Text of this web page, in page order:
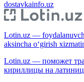
dostavkainfo.uz
Lotin.uz —
aksincha o‘girish
Lotin.uz — поможет
кириллицы на